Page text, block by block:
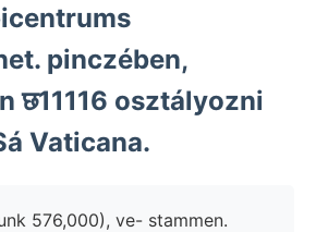
pinczében,
छ11116 osztályozni
Vaticana.